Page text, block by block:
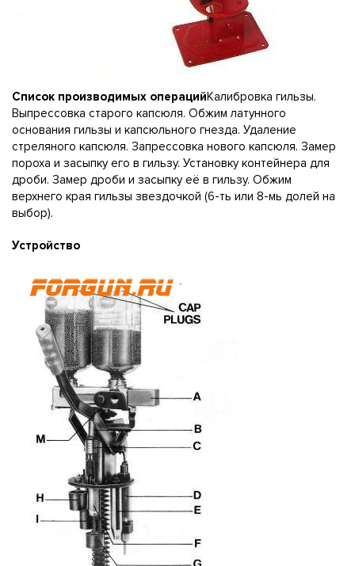
Список производимых операцийКалибровка гильзы.
Выпрессовка старого капсюля. Обжим латунного
основания гильзы и капсюльного гнезда. Удаление
стреляного капсюля. Запрессовка нового капсюля. Замер
пороха и засыпку его в гильзу. Установку контейнера для
дроби. Замер дроби и засыпку её в гильзу. Обжим
верхнего края гильзы звездочкой (6-ть или 8-мь долей на
выбор).
Устройство